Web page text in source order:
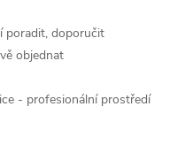
poradit, doporučit
objednat
- profesionální prostředí